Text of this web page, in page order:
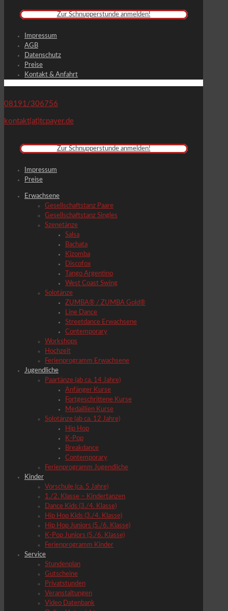
Zur Schnupperstunde anmelden!
Impressum
AGB
Datenschutz
Preise
Kontakt & Anfahrt
08191/306756
kontakt(at)tcpayer.de
Zur Schnupperstunde anmelden!
Impressum
Preise
Erwachsene
Gesellschaftstanz Paare
Gesellschaftstanz Singles
Szenetänze
Salsa
Bachata
Kizomba
Discofox
Tango Argentino
West Coast Swing
Solotänze
ZUMBA® / ZUMBA Gold®
Line Dance
Streetdance Erwachsene
Contemporary
Workshops
Hochzeit
Ferienprogramm Erwachsene
Jugendliche
Paartänze (ab ca. 14 Jahre)
Anfänger Kurse
Fortgeschrittene Kurse
Medaillien Kurse
Solotänze (ab ca. 12 Jahre)
Hip Hop
K-Pop
Breakdance
Contemporary
Ferienprogramm Jugendliche
Kinder
Vorschule (ca. 5 Jahre)
1./2. Klasse – Kindertanzen
Dance Kids (3./4. Klasse)
Hip Hop Kids (3./4. Klasse)
Hip Hop Juniors (5./6. Klasse)
K-Pop Juniors (5./6. Klasse)
Ferienprogramm Kinder
Service
Stundenplan
Gutscheine
Privatstunden
Veranstaltungen
Video Datenbank